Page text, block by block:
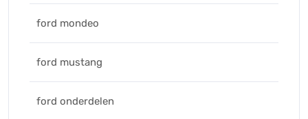
ford mondeo
ford mustang
ford onderdelen